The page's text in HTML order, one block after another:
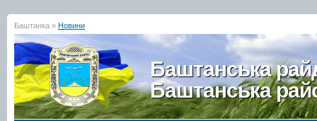
Баштанка » Новини
Баштанська
Баштанська